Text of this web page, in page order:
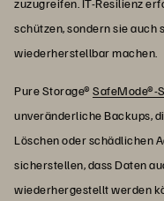
zuzugreifen. IT-Resilienz
schützen, sondern sie auch
wiederherstellbar machen.
Pure Storage® SafeMode®-
unveränderliche Backups,
Löschen oder schädlichen
sicherstellen, dass Daten
wiederhergestellt werden